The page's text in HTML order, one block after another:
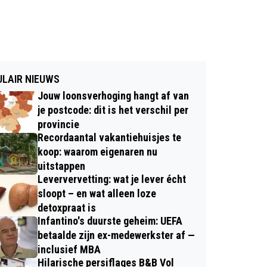
NIEUWS
Jouw loonsverhoging hangt af van
je postcode: dit is het verschil per
provincie
Recordaantal vakantiehuisjes te
koop: waarom eigenaren nu
uitstappen
Leververvetting: wat je lever écht
sloopt – en wat alleen loze
detoxpraat is
Infantino's duurste geheim: UEFA
betaalde zijn ex-medewerkster af —
inclusief MBA
Hilarische persiflages B&B Vol